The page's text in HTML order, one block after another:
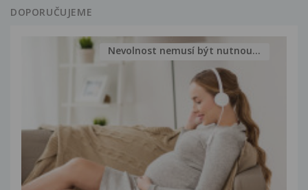
DOPORUČUJEME
Nevolnost nemusí být nutnou...